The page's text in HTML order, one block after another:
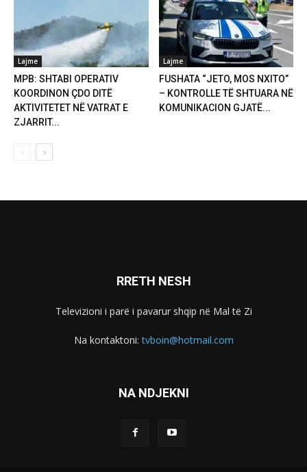
Lajme
MPB: SHTABI OPERATIV
KOORDINON ÇDO DITË
AKTIVITETET NË VATRAT E
ZJARRIT...
Lajme
FUSHATA “JETO, MOS NXITO”
– KONTROLLE TË SHTUARA NË
KOMUNIKACION GJATË...
RRETH NESH
Televizioni i parë i pavarur shqip në Mal të Zi
Na kontaktoni:tvboin@hotmail.com
NA NDJEKNI